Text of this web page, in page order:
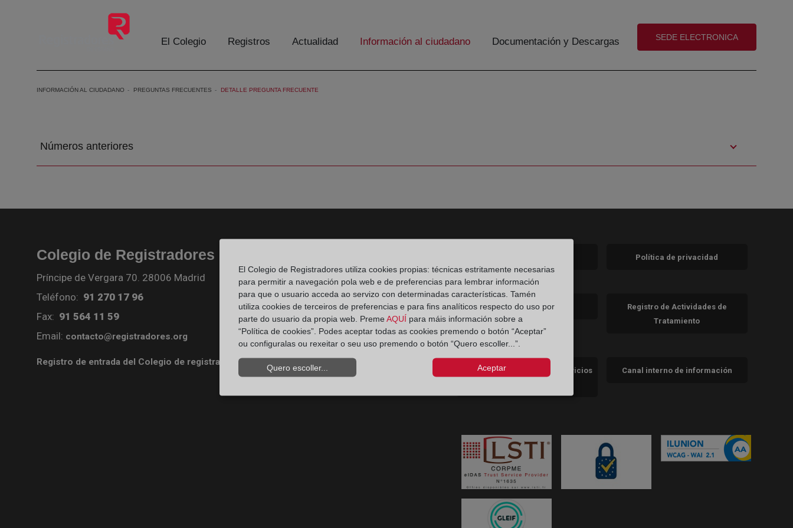
El Colegio Registros Actualidad Información al ciudadano Documentación y Descargas (abre en nueva ventana)
SEDE ELECTRONICA
INFORMACIÓN AL CIUDADANO PREGUNTAS FRECUENTES DETALLE PREGUNTA FRECUENTE
Números anteriores
Colegio de Registradores
Príncipe de Vergara 70. 28006 Madrid
Teléfono: 91 270 17 96
Fax: 91 564 11 59
Email: contacto@registradores.org
Registro de entrada del Colegio de registradores
Ir a facebook (abre en ventana nueva)
Ir a twitter (abre en ventana nueva)
Ir a YouTube (abre en ventana nueva)
Ir a Flickr (abre en ventana nueva)
Ir a Linkedin (abre en ventana nueva)
Ir al Blog (abre en ventana nueva)
Ir a Instagram (abre en ventana nueva)
Contacto Consumidores
Teléfono:
Política de privacidad
Política de cookies
Registro de Actividades de
Tratamiento
Política de privacidad de servicios
Canal interno de información
El Colegio de Registradores utiliza cookies propias: técnicas estritamente necesarias
para permitir a navegación pola web e de preferencias para lembrar información
para que o usuario acceda ao servizo con determinadas características. Tamén
utiliza cookies de terceiros de preferencias e para fins analíticos respecto do uso por
parte do usuario da propia web. Preme AQUÍ para máis información sobre a
“Política de cookies”. Podes aceptar todas as cookies premendo o botón “Aceptar”
ou configuralas ou rexeitar o seu uso premendo o botón “Quero escoller...”.
Quero escoller... Aceptar